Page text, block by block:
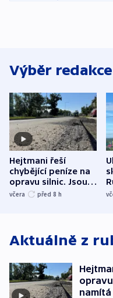
Výběr redakce
Hejtmani řeší
chybějící peníze na
opravu silnic. Jsou
nenárokové, namítá
včera před 8 h
Aktuálně z